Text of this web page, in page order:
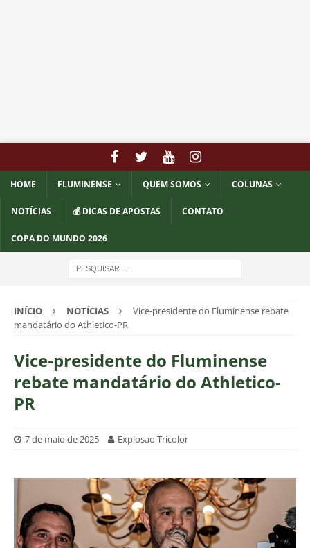
HOME FLUMINENSE QUEM SOMOS COLUNAS
NOTÍCIAS 💰 DICAS DE APOSTAS CONTATO
COPA DO MUNDO 2026
INÍCIO NOTÍCIAS
Vice-presidente do Fluminense rebate
mandatário do Athletico-PR
Vice-presidente do Fluminense
rebate mandatário do Athletico-
PR
7 de maio de 2025 Explosao Tricolor